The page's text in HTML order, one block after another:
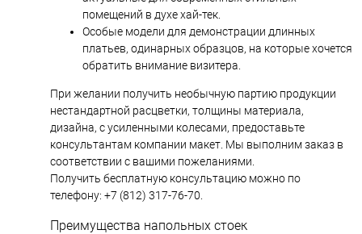
помещений в духе хай-тек.
Особые модели для демонстрации длинных
платьев, одинарных образцов, на которые хочется
обратить внимание визитера.
При желании получить необычную партию продукции
нестандартной расцветки, толщины материала,
дизайна, с усиленными колесами, предоставьте
консультантам компании макет. Мы выполним заказ в
соответствии с вашими пожеланиями.
Получить бесплатную консультацию можно по
телефону: +7 (812) 317-76-70.
Преимущества напольных стоек